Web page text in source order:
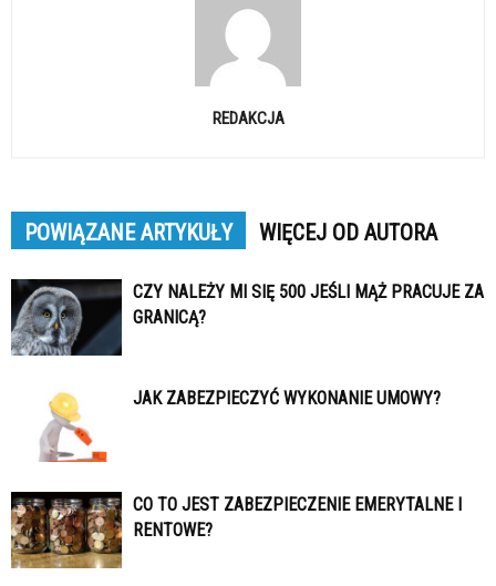
REDAKCJA
POWIĄZANE ARTYKUŁY WIĘCEJ OD AUTORA
CZY NALEŻY MI SIĘ 500 JEŚLI MĄŻ PRACUJE ZA
GRANICĄ?
JAK ZABEZPIECZYĆ WYKONANIE UMOWY?
CO TO JEST ZABEZPIECZENIE EMERYTALNE I
RENTOWE?